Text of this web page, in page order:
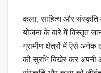
कला, साहित्य और संस्कृति
योजना के बारे में विस्तृत
ग्रामीण क्षेत्रों में ऎसे
की सुरभि बिखेर कर